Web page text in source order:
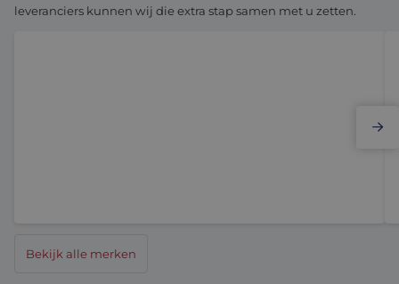
leveranciers kunnen wij die extra stap samen met u zetten.
Bekijk alle merken